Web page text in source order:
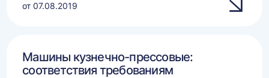
от 07.08.2019
Машины кузнечно-прессовые:
соответствия требованиям